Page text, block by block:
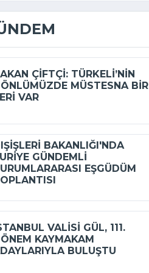
ÇIFTÇI: TÜRKELI’NIN
MÜSTESNA BIR
VAR
BAKANLIĞI'NDA
GÜNDEMLI
EŞGÜDÜM
VALISI GÜL, 111.
KAYMAKAM
BULUŞTU